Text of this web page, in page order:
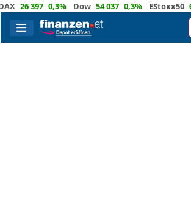
26 397 0,3% Dow 54 037 0,3% EStoxx50 6 553